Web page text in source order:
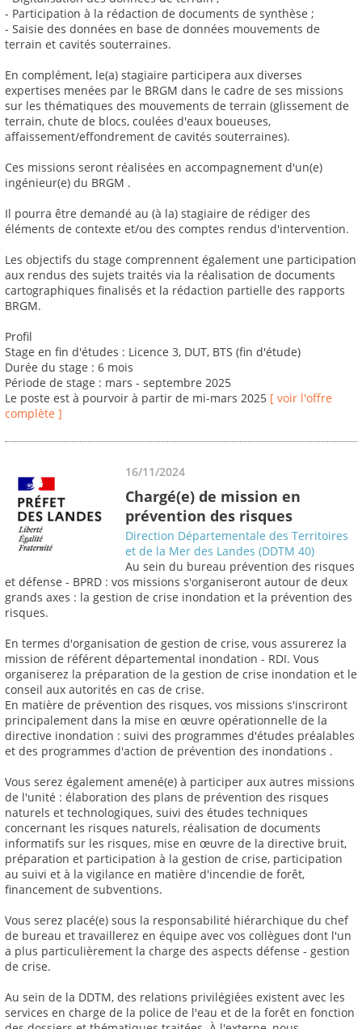
- Participation à la rédaction de documents de synthèse ;
- Saisie des données en base de données mouvements de
terrain et cavités souterraines.
En complément, le(a) stagiaire participera aux diverses
expertises menées par le BRGM dans le cadre de ses missions
sur les thématiques des mouvements de terrain (glissement de
terrain, chute de blocs, coulées d'eaux boueuses,
affaissement/effondrement de cavités souterraines).
Ces missions seront réalisées en accompagnement d'un(e)
ingénieur(e) du BRGM .
Il pourra être demandé au (à la) stagiaire de rédiger des
éléments de contexte et/ou des comptes rendus d'intervention.
Les objectifs du stage comprennent également une participation
aux rendus des sujets traités via la réalisation de documents
cartographiques finalisés et la rédaction partielle des rapports
BRGM.
Profil
Stage en fin d'études : Licence 3, DUT, BTS (fin d'étude)
Durée du stage : 6 mois
Période de stage : mars - septembre 2025
Le poste est à pourvoir à partir de mi-mars 2025 [ voir l'offre
complète ]
16/11/2024
Chargé(e) de mission en
prévention des risques
Direction Départementale des Territoires
et de la Mer des Landes (DDTM 40)
Au sein du bureau prévention des risques
et défense - BPRD : vos missions s'organiseront autour de deux
grands axes : la gestion de crise inondation et la prévention des
risques.
En termes d'organisation de gestion de crise, vous assurerez la
mission de référent départemental inondation - RDI. Vous
organiserez la préparation de la gestion de crise inondation et le
conseil aux autorités en cas de crise.
En matière de prévention des risques, vos missions s'inscriront
principalement dans la mise en œuvre opérationnelle de la
directive inondation : suivi des programmes d'études préalables
et des programmes d'action de prévention des inondations .
Vous serez également amené(e) à participer aux autres missions
de l'unité : élaboration des plans de prévention des risques
naturels et technologiques, suivi des études techniques
concernant les risques naturels, réalisation de documents
informatifs sur les risques, mise en œuvre de la directive bruit,
préparation et participation à la gestion de crise, participation
au suivi et à la vigilance en matière d'incendie de forêt,
financement de subventions.
Vous serez placé(e) sous la responsabilité hiérarchique du chef
de bureau et travaillerez en équipe avec vos collègues dont l'un
a plus particulièrement la charge des aspects défense - gestion
de crise.
Au sein de la DDTM, des relations privilégiées existent avec les
services en charge de la police de l'eau et de la forêt en fonction